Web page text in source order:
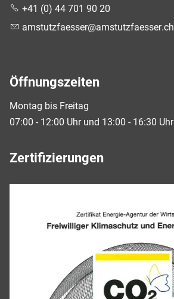
+41 (0) 44 701 90 20
mst tzf ss r mst tzf ss r ch
Öffnungszeiten
Montag bis Freitag
07:00 - 12:00 Uhr und 13:00 - 16:30 Uhr
Zertifizierungen